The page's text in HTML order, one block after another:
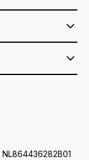
NL864436282B01